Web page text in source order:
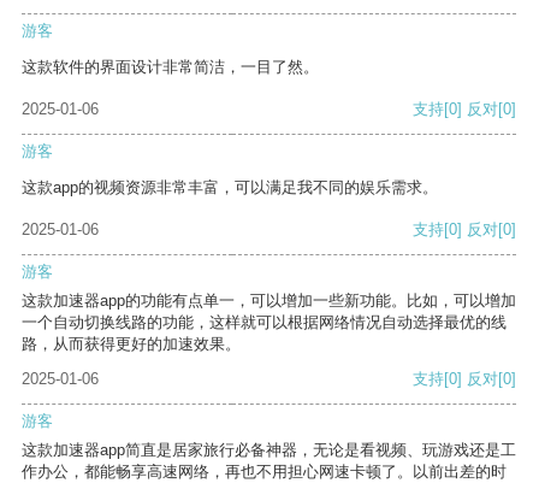
游客
这款软件的界面设计非常简洁，一目了然。
2025-01-06 支持[0] 反对[0]
游客
这款app的视频资源非常丰富，可以满足我不同的娱乐需求。
2025-01-06 支持[0] 反对[0]
游客
这款加速器app的功能有点单一，可以增加一些新功能。比如，可以增加
一个自动切换线路的功能，这样就可以根据网络情况自动选择最优的线
路，从而获得更好的加速效果。
2025-01-06
支持[0] 反对[0]
游客
这款加速器app简直是居家旅行必备神器，无论是看视频、玩游戏还是工
作办公，都能畅享高速网络，再也不用担心网速卡顿了。以前出差的时